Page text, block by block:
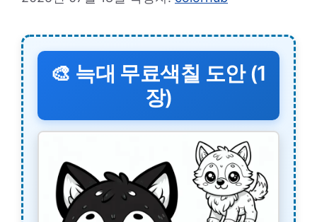
🎨 늑대 무료색칠 도안 (1
장)